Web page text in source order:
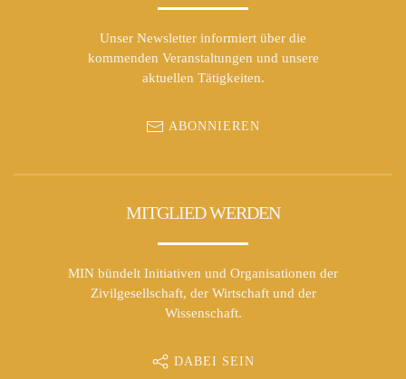
Unser Newsletter informiert über die
kommenden Veranstaltungen und unsere
aktuellen Tätigkeiten.
ABONNIEREN
MITGLIED WERDEN
MIN bündelt Initiativen und Organisationen der
Zivilgesellschaft, der Wirtschaft und der
Wissenschaft.
DABEI SEIN